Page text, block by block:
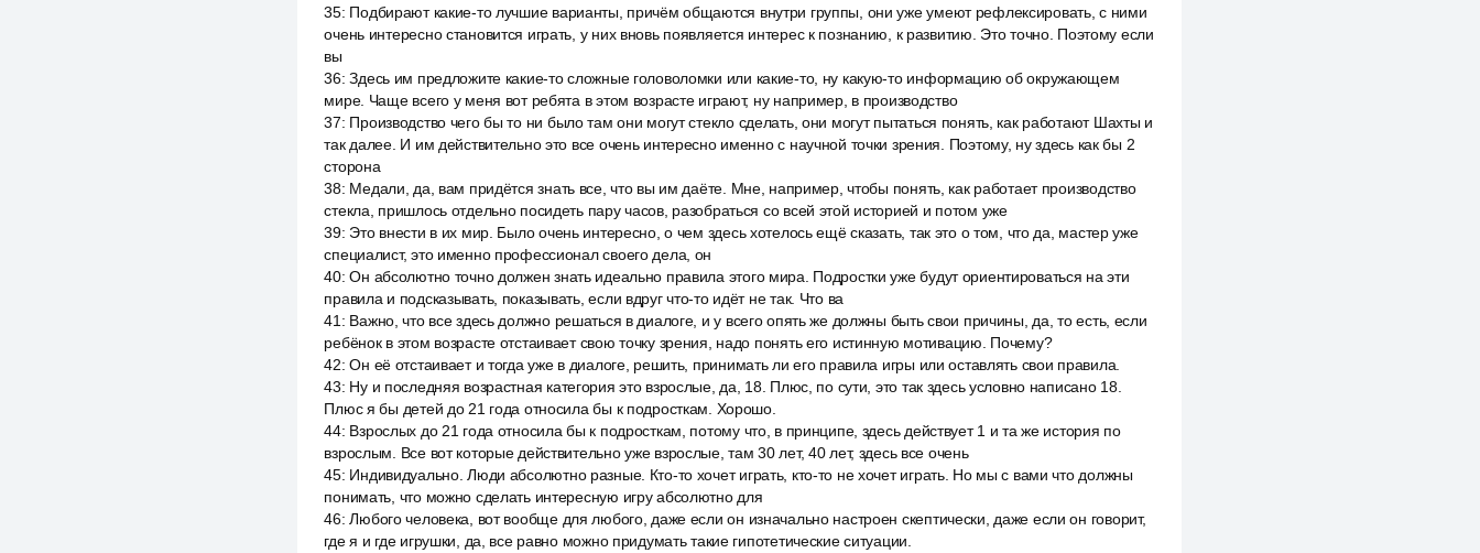
35: Подбирают какие-то лучшие варианты, причём общаются внутри группы, они уже умеют рефлексировать, с ними
очень интересно становится играть, у них вновь появляется интерес к познанию, к развитию. Это точно. Поэтому если
вы
36:Здесь им предложите какие-то сложные головоломки или какие-то, ну какую-то информацию об окружающем
мире. Чаще всего у меня вот ребята в этом возрасте играют, ну например, в производство
37: Производство чего бы то ни было там они могут стекло сделать, они могут пытаться понять, как работают Шахты и
так далее. И им действительно это все очень интересно именно с научной точки зрения. Поэтому, ну здесь как бы 2
сторона
38: Медали, да, вам придётся знать все, что вы им даёте. Мне, например, чтобы понять, как работает производство
стекла, пришлось отдельно посидеть пару часов, разобраться со всей этой историей и потом уже
39: Это внести в их мир. Было очень интересно, о чем здесь хотелось ещё сказать, так это о том, что да, мастер уже
специалист, это именно профессионал своего дела, он
40:Он абсолютно точно должен знать идеально правила этого мира. Подростки уже будут ориентироваться на эти
правила и подсказывать, показывать, если вдруг что-то идёт не так. Что ва
41 : Важно, что все здесь должно решаться в диалоге, и у всего опять же должны быть свои причины, да, то есть, если
ребёнок в этом возрасте отстаивает свою точку зрения, надо понять его истинную мотивацию. Почему?
42:Он её отстаивает и тогда уже в диалоге, решить, принимать ли его правила игры или оставлять свои правила.
43: Ну и последняя возрастная категория это взрослые, да, 18. Плюс, по сути, это так здесь условно написано 18.
Плюс я бы детей до 21 года относила бы к подросткам. Хорошо.
44: Взрослых до 21 года относила бы к подросткам, потому что, в принципе, здесь действует 1 и та же история по
взрослым. Все вот которые действительно уже взрослые, там 30 лет, 40 лет, здесь все очень
45: Индивидуально. Люди абсолютно разные. Кто-то хочет играть, кто-то не хочет играть. Но мы с вами что должны
понимать, что можно сделать интересную игру абсолютно для
46:Любого человека, вот вообще для любого, даже если он изначально настроен скептически, даже если он говорит,
где я и где игрушки, да, все равно можно придумать такие гипотетические ситуации.